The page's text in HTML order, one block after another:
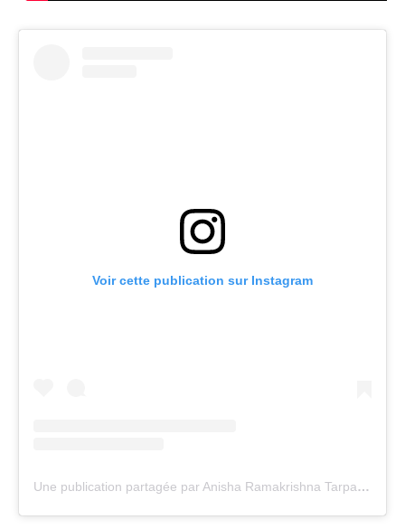
Voir cette publication sur Instagram
Une publication partagée par Anisha Ramakrishna Tarpara (@anishramakrishna)